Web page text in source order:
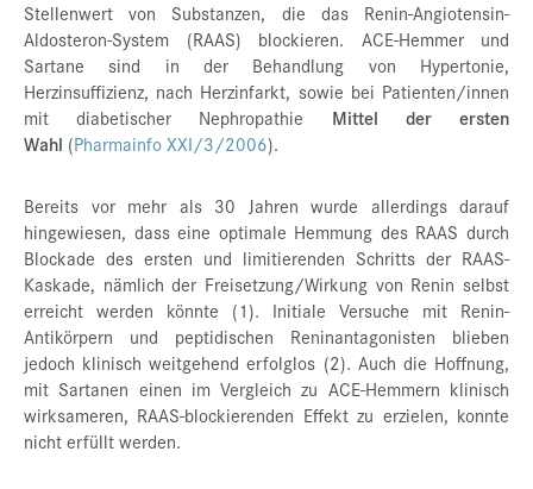
Stellenwert von Substanzen, die das Renin-Angiotensin-
Aldosteron-System (RAAS) blockieren. ACE-Hemmer und
Sartane sind in der Behandlung von Hypertonie,
Herzinsuffizienz, nach Herzinfarkt, sowie bei Patienten/innen
mit diabetischer Nephropathie Mittel der ersten
Wahl (Pharmainfo XXI/3/2006).
Bereits vor mehr als 30 Jahren wurde allerdings darauf
hingewiesen, dass eine optimale Hemmung des RAAS durch
Blockade des ersten und limitierenden Schritts der RAAS-
Kaskade, nämlich der Freisetzung/Wirkung von Renin selbst
erreicht werden könnte (1). Initiale Versuche mit Renin-
Antikörpern und peptidischen Reninantagonisten blieben
jedoch klinisch weitgehend erfolglos (2). Auch die Hoffnung,
mit Sartanen einen im Vergleich zu ACE-Hemmern klinisch
wirksameren, RAAS-blockierenden Effekt zu erzielen, konnte
nicht erfüllt werden.